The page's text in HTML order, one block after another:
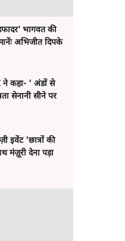
भागवत की
अभिजीत दिपके
ने कहा- ' अंडों से
सेनानी सीने पर
इवेंट 'छात्रों की
मंज़ूरी देना पड़ा